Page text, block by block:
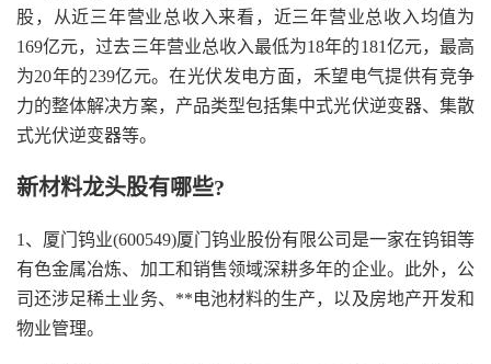
股，从近三年营业总收入来看，近三年营业总收入均值为
169亿元，过去三年营业总收入最低为18年的181亿元，最高
为20年的239亿元。在光伏发电方面，禾望电气提供有竞争
力的整体解决方案，产品类型包括集中式光伏逆变器、集散
式光伏逆变器等。
新材料龙头股有哪些?
1、厦门钨业(600549)厦门钨业股份有限公司是一家在钨钼等
有色金属冶炼、加工和销售领域深耕多年的企业。此外，公
司还涉足稀土业务、**电池材料的生产，以及房地产开发和
物业管理。